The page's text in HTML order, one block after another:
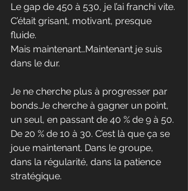
Le gap de 450 à 530, je l’ai franchi vite.
C’était grisant, motivant, presque
fluide.
Mais maintenant…Maintenant je suis
dans le dur.
Je ne cherche plus à progresser par
bonds.Je cherche à gagner un point,
un seul, en passant de 40 % de 9 à 50.
De 20 % de 10 à 30. C’est là que ça se
joue maintenant. Dans le groupe,
dans la régularité, dans la patience
stratégique.